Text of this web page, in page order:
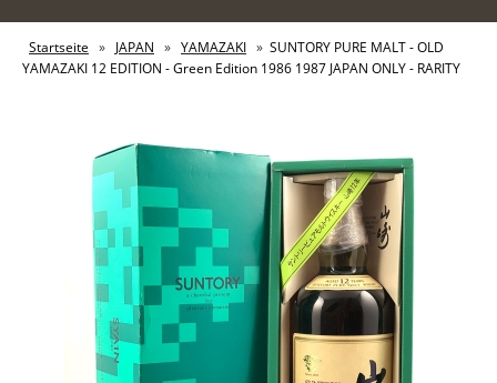
Startseite » JAPAN » YAMAZAKI » SUNTORY PURE MALT - OLD
YAMAZAKI 12 EDITION - Green Edition 1986 1987 JAPAN ONLY - RARITY